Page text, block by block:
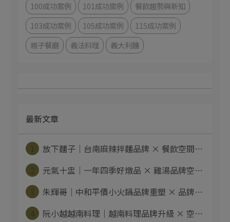
100成功案例
101成功案例
餐飲趨勢與新知
103成功案例
105成功案例
115成功案例
親子餐廳
義法料理 義大利麵
最新文章
放下麵子｜台南麻辣拌麵品牌 × 餐飲空間⋯
元氣十盅｜一年四季好燉品 × 雞湯品牌空⋯
朱輝哥｜中和平價小火鍋品牌重塑 × 品牌⋯
阮小越越南料理｜越南料理品牌升級 × 空⋯